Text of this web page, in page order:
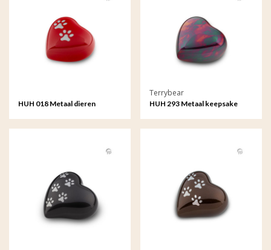
HUH 018 Metaal dieren
Terrybear
HUH 293 Metaal keepsake